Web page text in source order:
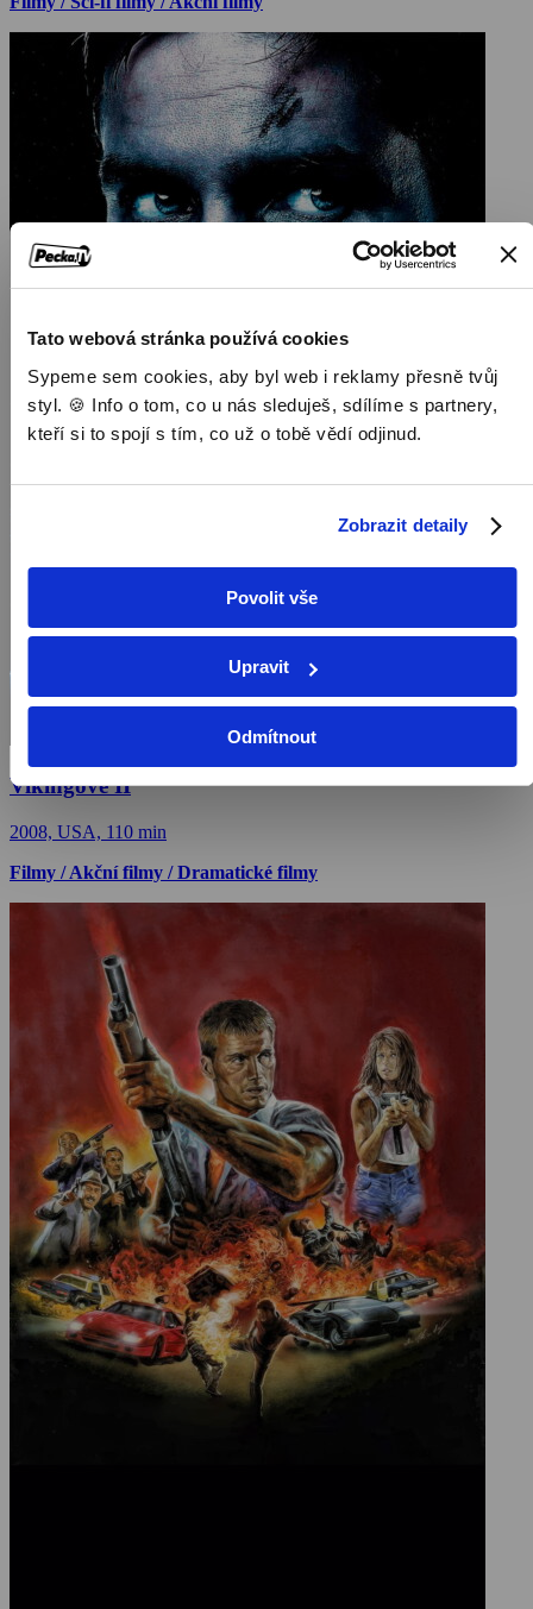
Tato webová stránka používá cookies
Sypeme sem cookies, aby byl web i reklamy přesně tvůj
styl. 🍪 Info o tom, co u nás sleduješ, sdílíme s partnery,
kteří si to spojí s tím, co už o tobě vědí odjinud.
Zobrazit detaily
Povolit vše
Upravit
Odmítnout
Vikingové II
2008, USA, 110 min
Filmy / Akční filmy / Dramatické filmy